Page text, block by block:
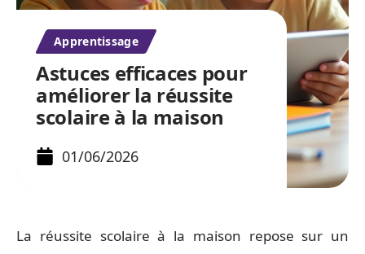
Apprentissage
Astuces efficaces pour
améliorer la réussite
scolaire à la maison
01/06/2026
La réussite scolaire à la maison repose sur un